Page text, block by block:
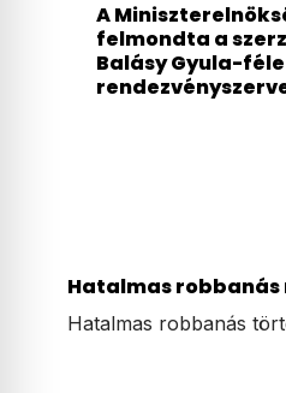
A
felmondta a
Balásy Gyula-féle
Hatalmas
Hatalmas robbanás